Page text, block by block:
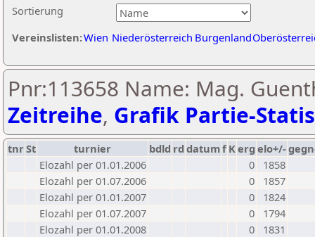
Sortierung
Vereinslisten:Wien Niederösterreich Burgenland
Pnr:113658 Name: Mag.
Zeitreihe, Grafik Partie-
tnrSt turnier bdld rd datumf Kerg elo+/-
Elozahl per 01.01.2006
0
1858
Elozahl per 01.07.2006
0
1857
Elozahl per 01.01.2007
0
1824
Elozahl per 01.07.2007
0
1794
Elozahl per 01.01.2008
0
1831